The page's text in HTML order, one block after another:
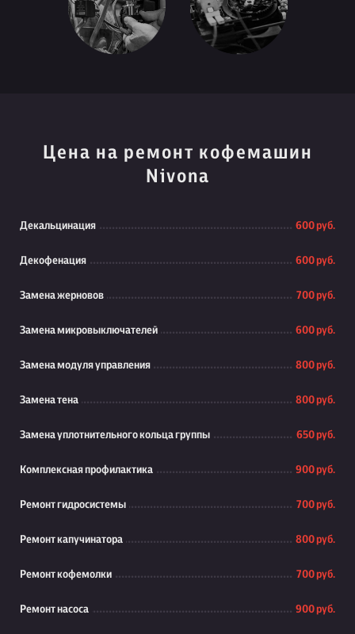
Цена на ремонт кофемашин
Nivona
Декальцинация 600 руб.
Декофенация 600 руб.
Замена жерновов 700 руб.
Замена микровыключателей 600 руб.
Замена модуля управления 800 руб.
Замена тена 800 руб.
Замена уплотнительного кольца группы 650 руб.
Комплексная профилактика 900 руб.
Ремонт гидросистемы 700 руб.
Ремонт капучинатора 800 руб.
Ремонт кофемолки 700 руб.
Ремонт насоса 900 руб.